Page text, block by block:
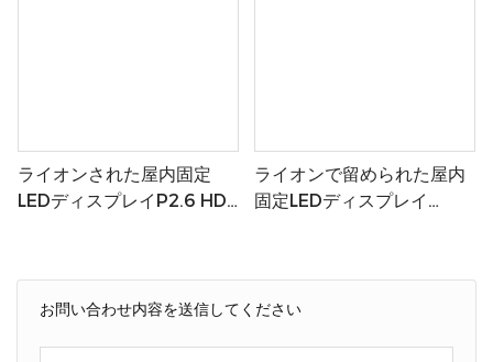
お問い合わせ内容を送信してください
ライオンされた屋内固定
LEDディスプレイP2.6 HD
ライオンで留められた屋内
固定LEDディスプレイ